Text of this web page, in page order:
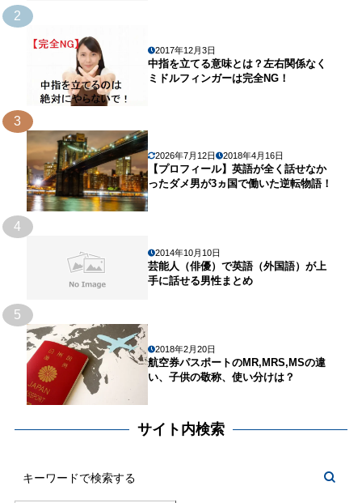
2
2017年12月3日
中指を立てる意味とは？左右関係なく
ミドルフィンガーは完全NG！
3
2026年7月12日 2018年4月16日
【プロフィール】英語が全く話せなか
ったダメ男が3ヵ国で働いた逆転物語！
4
2014年10月10日
芸能人（俳優）で英語（外国語）が上
手に話せる男性まとめ
5
2018年2月20日
航空券パスポートのMR,MRS,MSの違
い、子供の敬称、使い分けは？
サイト内検索